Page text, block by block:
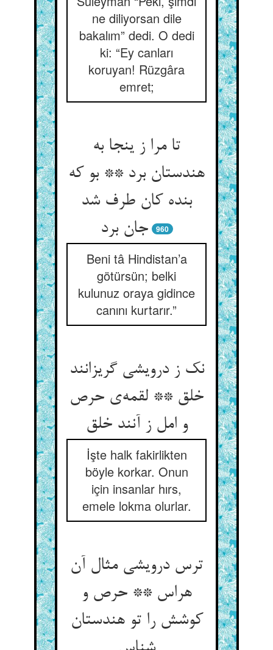
ne diliyorsan dile
bakalım” dedi. O dedi
ki: “Ey canları
koruyan! Rüzgâra
emret;
تا مرا ز ینجا به
هندستان برد ** بو که
بنده کان طرف شد
جان برد
960
Beni tâ Hindistan’a
götürsün; belki
kulunuz oraya gidince
canını kurtarır.”
نک ز درویشی گریزانند
خلق ** لقمه‌‌ی حرص
و امل ز آنند خلق‌‌
İşte halk fakirlikten
böyle korkar. Onun
için insanlar hırs,
emele lokma olurlar.
ترس درویشی مثال آن
هراس ** حرص و
کوشش را تو هندستان